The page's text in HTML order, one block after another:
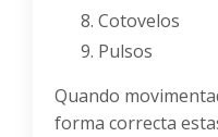
Cotovelos
Pulsos
Quando
forma correcta